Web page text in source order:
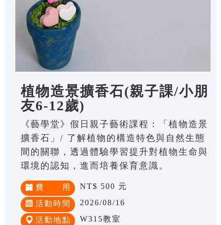
植物造景擴香石(親子課/小朋
友6-12歲)
《藝學堂》假日親子藝術課程：「植物造景
擴香石」/ 了解植物的構造特色與自然生態
間的關聯，透過體驗學習提升對植物生命與
環境的認知，進而培養保育意識。
費 用 NT$ 500 元
活動時間 2026/08/16
活動地點 W315教室